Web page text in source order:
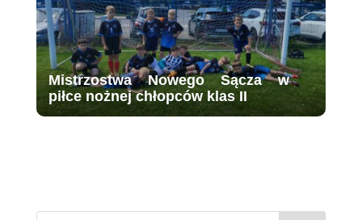
Mistrzostwa Nowego Sącza w
piłce nożnej chłopców klas II